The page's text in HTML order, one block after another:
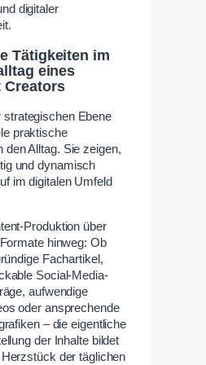
digitaler
Tätigkeiten im
eines
Creators
strategischen Ebene
praktische
den Alltag. Sie zeigen,
und dynamisch
im digitalen Umfeld
Produktion über
hinweg: Ob
Fachartikel,
Social-Media-
aufwendige
oder ansprechende
– die eigentliche
der Inhalte bildet
der täglichen